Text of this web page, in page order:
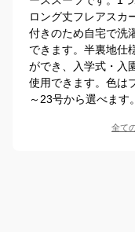
ロング丈フレアスカ
付きのため自宅で洗
できます。半裏地仕
ができ、入学式・入
使用できます。色は
～23号から選べます。
全て